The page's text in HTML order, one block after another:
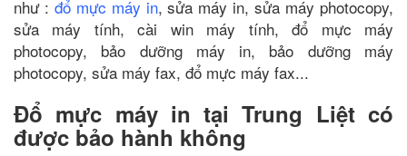
như : đổ mực máy in, sửa máy in, sửa máy photocopy,
sửa máy tính, cài win máy tính, đổ mực máy
photocopy, bảo dưỡng máy in, bảo dưỡng máy
photocopy, sửa máy fax, đổ mực máy fax...
Đổ mực máy in tại Trung Liệt có
được bảo hành không